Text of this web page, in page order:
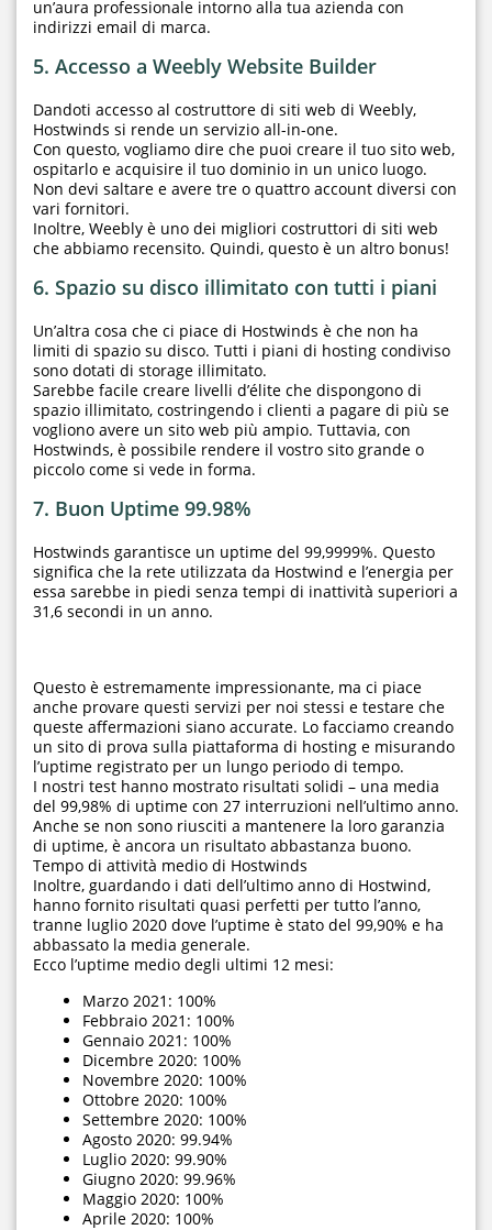
un’aura professionale intorno alla tua azienda con
indirizzi email di marca.
5. Accesso a Weebly Website Builder
Dandoti accesso al costruttore di siti web di Weebly,
Hostwinds si rende un servizio all-in-one.
Con questo, vogliamo dire che puoi creare il tuo sito web,
ospitarlo e acquisire il tuo dominio in un unico luogo.
Non devi saltare e avere tre o quattro account diversi con
vari fornitori.
Inoltre, Weebly è uno dei migliori costruttori di siti web
che abbiamo recensito. Quindi, questo è un altro bonus!
6. Spazio su disco illimitato con tutti i piani
Un’altra cosa che ci piace di Hostwinds è che non ha
limiti di spazio su disco. Tutti i piani di hosting condiviso
sono dotati di storage illimitato.
Sarebbe facile creare livelli d’élite che dispongono di
spazio illimitato, costringendo i clienti a pagare di più se
vogliono avere un sito web più ampio. Tuttavia, con
Hostwinds, è possibile rendere il vostro sito grande o
piccolo come si vede in forma.
7. Buon Uptime 99.98%
Hostwinds garantisce un uptime del 99,9999%. Questo
significa che la rete utilizzata da Hostwind e l’energia per
essa sarebbe in piedi senza tempi di inattività superiori a
31,6 secondi in un anno.
Questo è estremamente impressionante, ma ci piace
anche provare questi servizi per noi stessi e testare che
queste affermazioni siano accurate. Lo facciamo creando
un sito di prova sulla piattaforma di hosting e misurando
l’uptime registrato per un lungo periodo di tempo.
I nostri test hanno mostrato risultati solidi – una media
del 99,98% di uptime con 27 interruzioni nell’ultimo anno.
Anche se non sono riusciti a mantenere la loro garanzia
di uptime, è ancora un risultato abbastanza buono.
Tempo di attività medio di Hostwinds
Inoltre, guardando i dati dell’ultimo anno di Hostwind,
hanno fornito risultati quasi perfetti per tutto l’anno,
tranne luglio 2020 dove l’uptime è stato del 99,90% e ha
abbassato la media generale.
Ecco l’uptime medio degli ultimi 12 mesi:
Marzo 2021: 100%
Febbraio 2021: 100%
Gennaio 2021: 100%
Dicembre 2020: 100%
Novembre 2020: 100%
Ottobre 2020: 100%
Settembre 2020: 100%
Agosto 2020: 99.94%
Luglio 2020: 99.90%
Giugno 2020: 99.96%
Maggio 2020: 100%
Aprile 2020: 100%